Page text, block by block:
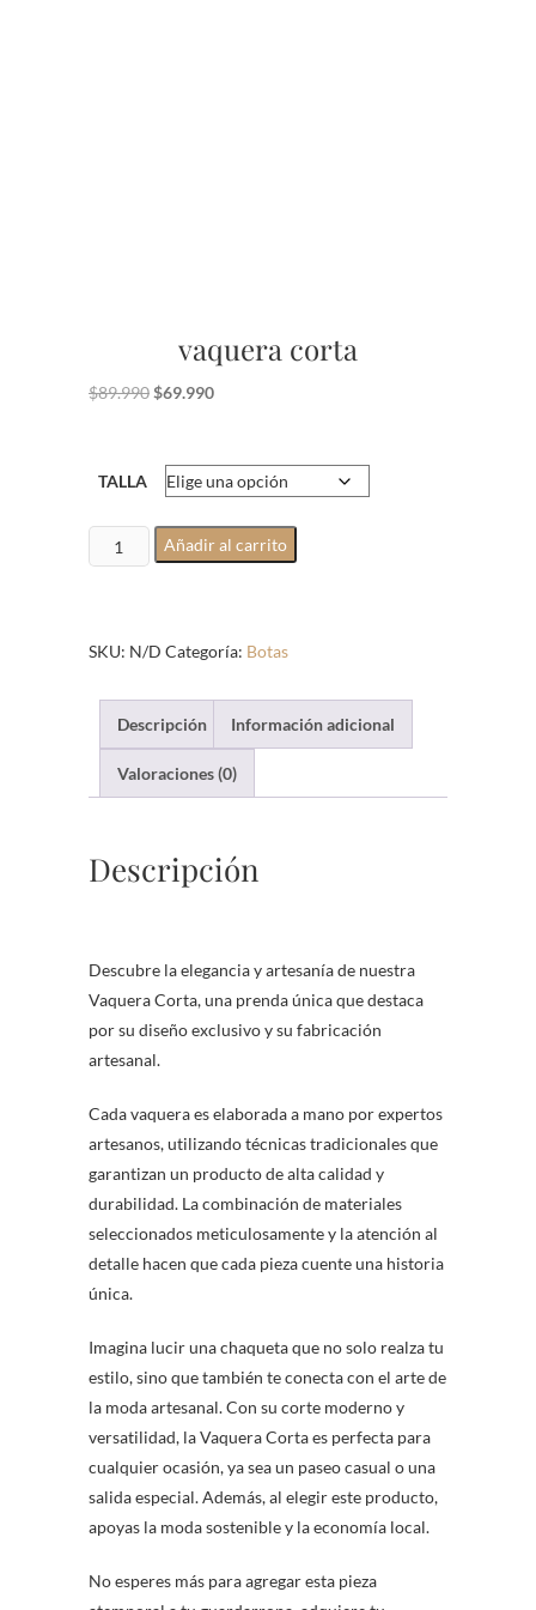
vaquera corta
$89.990 El
era:
$69.990El
es:
TALLA
vaquera
corta
Añadir al carrito
SKU: N/D Categoría: Botas
Descripción Información adicional
Valoraciones (0)
Descripción
Descubre la elegancia y artesanía de nuestra
Vaquera Corta, una prenda única que destaca
por su diseño exclusivo y su fabricación
artesanal.
Cada vaquera es elaborada a mano por expertos
artesanos, utilizando técnicas tradicionales que
garantizan un producto de alta calidad y
durabilidad. La combinación de materiales
seleccionados meticulosamente y la atención al
detalle hacen que cada pieza cuente una historia
única.
Imagina lucir una chaqueta que no solo realza tu
estilo, sino que también te conecta con el arte de
la moda artesanal. Con su corte moderno y
versatilidad, la Vaquera Corta es perfecta para
cualquier ocasión, ya sea un paseo casual o una
salida especial. Además, al elegir este producto,
apoyas la moda sostenible y la economía local.
No esperes más para agregar esta pieza